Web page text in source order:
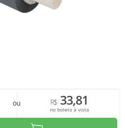
ou R$33,81
no boleto à vista